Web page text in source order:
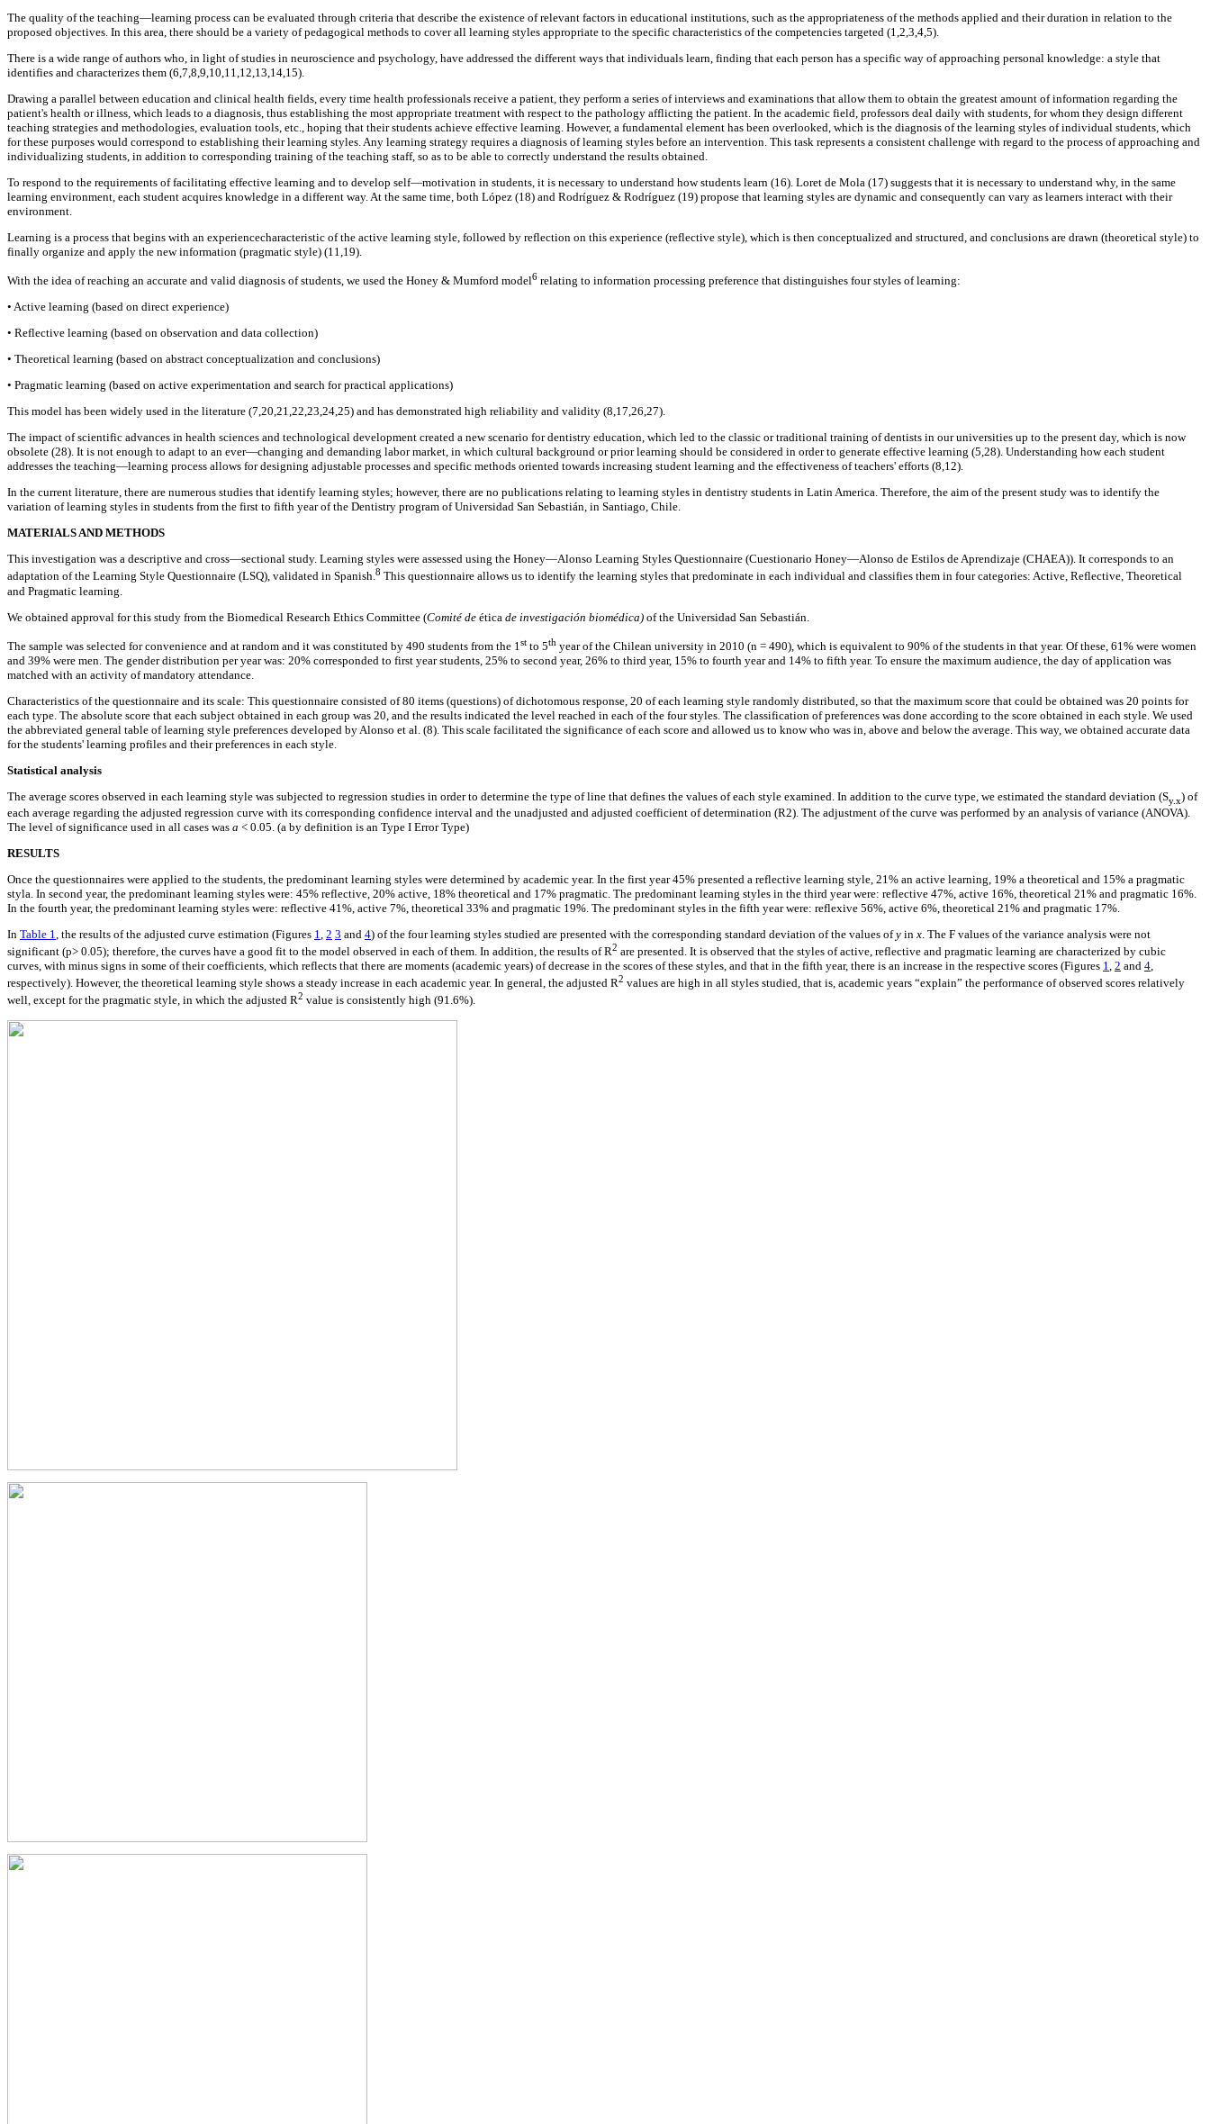
The quality of the teaching—learning process can be evaluated through criteria that describe the existence of relevant factors in educational institutions, such as the appropriateness of the methods applied and their duration in relation to the
proposed objectives. In this area, there should be a variety of pedagogical methods to cover all learning styles appropriate to the specific characteristics of the competencies targeted (1,2,3,4,5).
There is a wide range of authors who, in light of studies in neuroscience and psychology, have addressed the different ways that individuals learn, finding that each person has a specific way of approaching personal knowledge: a style that
identifies and characterizes them (6,7,8,9,10,11,12,13,14,15).
Drawing a parallel between education and clinical health fields, every time health professionals receive a patient, they perform a series of interviews and examinations that allow them to obtain the greatest amount of information regarding the
patient's health or illness, which leads to a diagnosis, thus establishing the most appropriate treatment with respect to the pathology afflicting the patient. In the academic field, professors deal daily with students, for whom they design different
teaching strategies and methodologies, evaluation tools, etc., hoping that their students achieve effective learning. However, a fundamental element has been overlooked, which is the diagnosis of the learning styles of individual students, which
for these purposes would correspond to establishing their learning styles. Any learning strategy requires a diagnosis of learning styles before an intervention. This task represents a consistent challenge with regard to the process of approaching and
individualizing students, in addition to corresponding training of the teaching staff, so as to be able to correctly understand the results obtained.
To respond to the requirements of facilitating effective learning and to develop self—motivation in students, it is necessary to understand how students learn (16). Loret de Mola (17) suggests that it is necessary to understand why, in the same
learning environment, each student acquires knowledge in a different way. At the same time, both López (18) and Rodríguez & Rodríguez (19) propose that learning styles are dynamic and consequently can vary as learners interact with their
environment.
Learning is a process that begins with an experiencecharacteristic of the active learning style, followed by reflection on this experience (reflective style), which is then conceptualized and structured, and conclusions are drawn (theoretical style) to
finally organize and apply the new information (pragmatic style) (11,19).
With the idea of reaching an accurate and valid diagnosis of students, we used the Honey & Mumford model6 relating to information processing preference that distinguishes four styles of learning:
• Active learning (based on direct experience)
• Reflective learning (based on observation and data collection)
• Theoretical learning (based on abstract conceptualization and conclusions)
• Pragmatic learning (based on active experimentation and search for practical applications)
This model has been widely used in the literature (7,20,21,22,23,24,25) and has demonstrated high reliability and validity (8,17,26,27).
The impact of scientific advances in health sciences and technological development created a new scenario for dentistry education, which led to the classic or traditional training of dentists in our universities up to the present day, which is now
obsolete (28). It is not enough to adapt to an ever—changing and demanding labor market, in which cultural background or prior learning should be considered in order to generate effective learning (5,28). Understanding how each student
addresses the teaching—learning process allows for designing adjustable processes and specific methods oriented towards increasing student learning and the effectiveness of teachers' efforts (8,12).
In the current literature, there are numerous studies that identify learning styles; however, there are no publications relating to learning styles in dentistry students in Latin America. Therefore, the aim of the present study was to identify the
variation of learning styles in students from the first to fifth year of the Dentistry program of Universidad San Sebastián, in Santiago, Chile.
MATERIALS AND METHODS
This investigation was a descriptive and cross—sectional study. Learning styles were assessed using the Honey—Alonso Learning Styles Questionnaire (Cuestionario Honey—Alonso de Estilos de Aprendizaje (CHAEA)). It corresponds to an
adaptation of the Learning Style Questionnaire (LSQ), validated in Spanish.8 This questionnaire allows us to identify the learning styles that predominate in each individual and classifies them in four categories: Active, Reflective, Theoretical
and Pragmatic learning.
We obtained approval for this study from the Biomedical Research Ethics Committee (Comité de ética de investigación biomédica) of the Universidad San Sebastián.
The sample was selected for convenience and at random and it was constituted by 490 students from the 1st to 5th year of the Chilean university in 2010 (n = 490), which is equivalent to 90% of the students in that year. Of these, 61% were women
and 39% were men. The gender distribution per year was: 20% corresponded to first year students, 25% to second year, 26% to third year, 15% to fourth year and 14% to fifth year. To ensure the maximum audience, the day of application was
matched with an activity of mandatory attendance.
Characteristics of the questionnaire and its scale: This questionnaire consisted of 80 items (questions) of dichotomous response, 20 of each learning style randomly distributed, so that the maximum score that could be obtained was 20 points for
each type. The absolute score that each subject obtained in each group was 20, and the results indicated the level reached in each of the four styles. The classification of preferences was done according to the score obtained in each style. We used
the abbreviated general table of learning style preferences developed by Alonso et al. (8). This scale facilitated the significance of each score and allowed us to know who was in, above and below the average. This way, we obtained accurate data
for the students' learning profiles and their preferences in each style.
Statistical analysis
The average scores observed in each learning style was subjected to regression studies in order to determine the type of line that defines the values of each style examined. In addition to the curve type, we estimated the standard deviation (Sy.x) of
each average regarding the adjusted regression curve with its corresponding confidence interval and the unadjusted and adjusted coefficient of determination (R2). The adjustment of the curve was performed by an analysis of variance (ANOVA).
The level of significance used in all cases was a < 0.05. (a by definition is an Type I Error Type)
RESULTS
Once the questionnaires were applied to the students, the predominant learning styles were determined by academic year. In the first year 45% presented a reflective learning style, 21% an active learning, 19% a theoretical and 15% a pragmatic
styla. In second year, the predominant learning styles were: 45% reflective, 20% active, 18% theoretical and 17% pragmatic. The predominant learning styles in the third year were: reflective 47%, active 16%, theoretical 21% and pragmatic 16%.
In the fourth year, the predominant learning styles were: reflective 41%, active 7%, theoretical 33% and pragmatic 19%. The predominant styles in the fifth year were: reflexive 56%, active 6%, theoretical 21% and pragmatic 17%.
In Table 1 , the results of the adjusted curve estimation (Figures 1 2 3 and 4) of the four learning styles studied are presented with the corresponding standard deviation of the values ofy in x . The F values of the variance analysis were not
significant (p> 0.05); therefore, the curves have a good fit to the model observed in each of them. In addition, the results of R2 are presented. It is observed that the styles of active, reflective and pragmatic learning are characterized by cubic
curves, with minus signs in some of their coefficients, which reflects that there are moments (academic years) of decrease in the scores of these styles, and that in the fifth year, there is an increase in the respective scores (Figures 1, 2 and 4,
respectively). However, the theoretical learning style shows a steady increase in each academic year. In general, the adjusted R2 values are high in all styles studied, that is, academic years “explain” the performance of observed scores relatively
well, except for the pragmatic style, in which the adjusted R2 value is consistently high (91.6%).